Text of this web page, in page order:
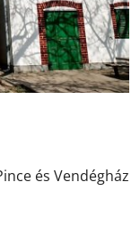
és Vendégház